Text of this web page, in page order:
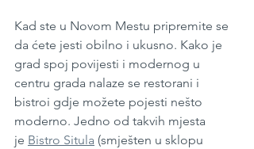
Kad ste u Novom Mestu pripremite se
da ćete jesti obilno i ukusno. Kako je
grad spoj povijesti i modernog u
centru grada nalaze se restorani i
bistroi gdje možete pojesti nešto
moderno. Jedno od takvih mjesta
je Bistro Situla (smješten u sklopu